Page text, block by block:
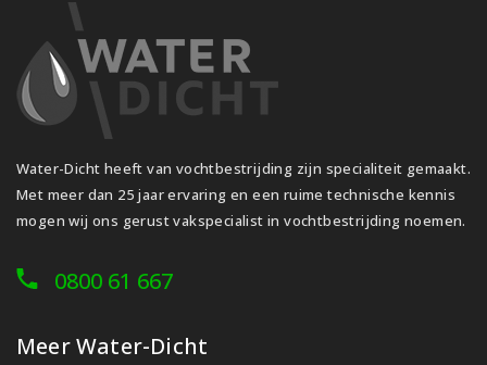
Water-Dicht heeft van vochtbestrijding zijn specialiteit gemaakt.
Met meer dan 25 jaar ervaring en een ruime technische kennis
mogen wij ons gerust vakspecialist in vochtbestrijding noemen.
0800 61 667
Meer Water-Dicht